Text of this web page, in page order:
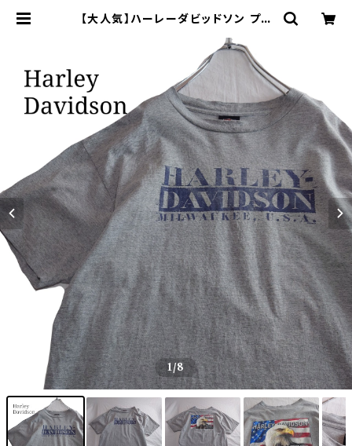
【大人気】ハーレーダビッドソン プリ
ゴ | オンライン古着屋 9chord
1/8